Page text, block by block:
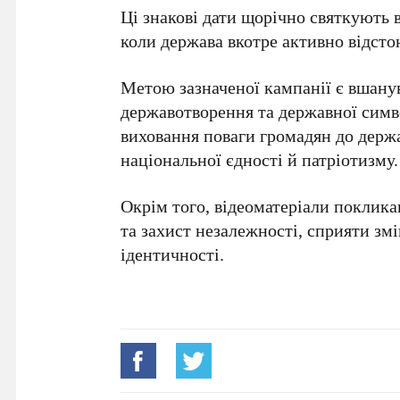
Ці знакові дати щорічно святкують
коли держава вкотре активно
Метою зазначеної кампанії є
державотворення та державної
виховання поваги громадян до
національної єдності й патріотизму.
Окрім того, відеоматеріали
та захист незалежності, сприяти
ідентичності.